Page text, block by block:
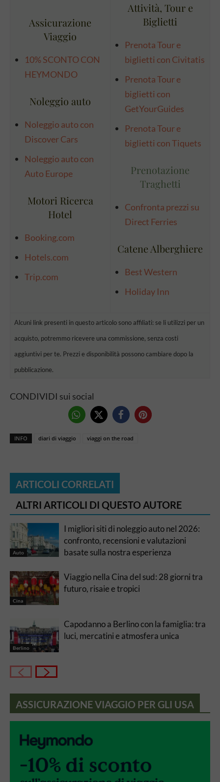
Assicurazione
Viaggio
10% SCONTO CON
HEYMONDO
Noleggio auto
Noleggio auto con
Discover Cars
Noleggio auto con
Auto Europe
Motori Ricerca
Hotel
Booking.com
Hotels.com
Trip.com
Attività, Tour e
Biglietti
Prenota Tour e
biglietti con Civitatis
Prenota Tour e
biglietti con
GetYourGuides
Prenota Tour e
biglietti con Tiquets
Prenotazione
Traghetti
Confronta prezzi su
Direct Ferries
Catene Alberghiere
Best Western
Holiday Inn
Alcuni link presenti in questo articolo sono affiliati: se li utilizzi per un
acquisto, potremmo ricevere una commissione, senza costi
aggiuntivi per te. Prezzi e disponibilità possono cambiare dopo la
pubblicazione.
CONDIVIDI sui social
INFO diari di viaggio viaggi on the road
ARTICOLI CORRELATI
ALTRI ARTICOLI DI QUESTO AUTORE
Auto
I migliori siti di noleggio auto nel 2026:
confronto, recensioni e valutazioni
basate sulla nostra esperienza
Cina
Viaggio nella Cina del sud: 28 giorni tra
futuro, risaie e tropici
Berlino
Capodanno a Berlino con la famiglia: tra
luci, mercatini e atmosfera unica
ASSICURAZIONE VIAGGIO PER GLI USA